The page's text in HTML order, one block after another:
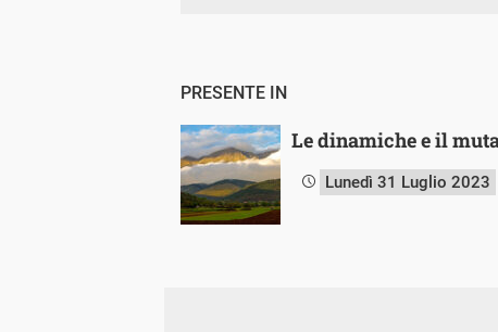
PRESENTE IN
Le dinamiche e il
Lunedì 31 Luglio 2023